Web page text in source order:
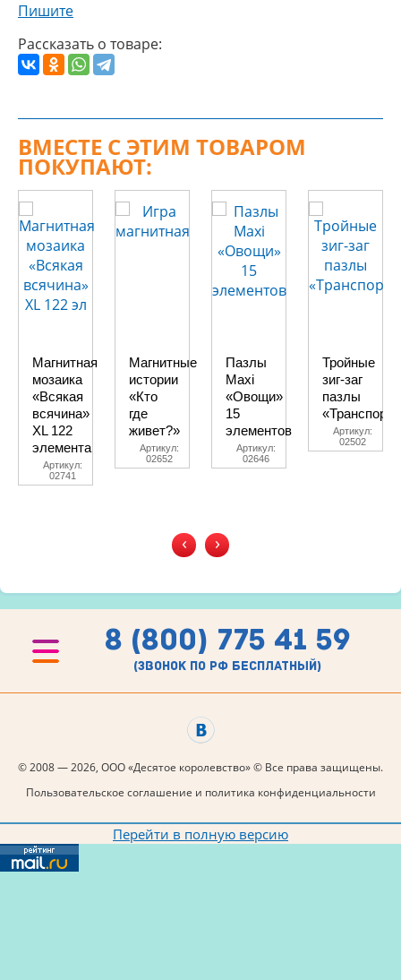
Пишите
Рассказать о товаре:
ВМЕСТЕ С ЭТИМ ТОВАРОМ
ПОКУПАЮТ:
Магнитная
мозаика
«Всякая
всячина»
XL 122
элемента
Артикул:
02741
Магнитные
истории
«Кто
где
живет?»
Артикул:
02652
Пазлы
Maxi
«Овощи»
15
элементов
Артикул:
02646
Тройные
зиг-заг
пазлы
«Транспорт»
Артикул:
02502
‹ ›
8 (800) 775 41 59
(звонок по рф бесплатный)
© 2008 — 2026, ООО «Десятое королевство» © Все права защищены.
Пользовательское соглашение и политика конфиденциальности
Перейти в полную версию